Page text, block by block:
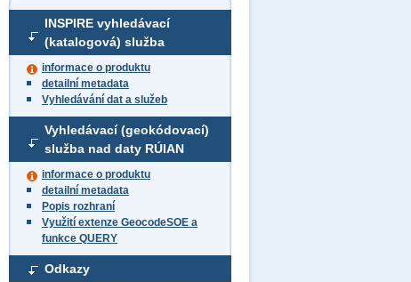
INSPIRE vyhledávací
(katalogová) služba
informace o produktu
detailní metadata
Vyhledávání dat a služeb
Vyhledávací (geokódovací)
služba nad daty RÚIAN
informace o produktu
detailní metadata
Popis rozhraní
Využití extenze GeocodeSOE a
funkce QUERY
Odkazy